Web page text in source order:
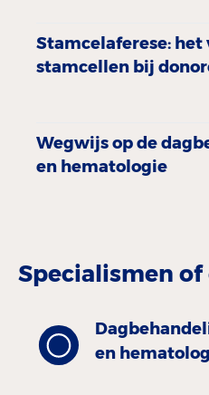
Stamcelaferese: het
stamcellen bij
Wegwijs op de
en hematologie
Specialismen of
en